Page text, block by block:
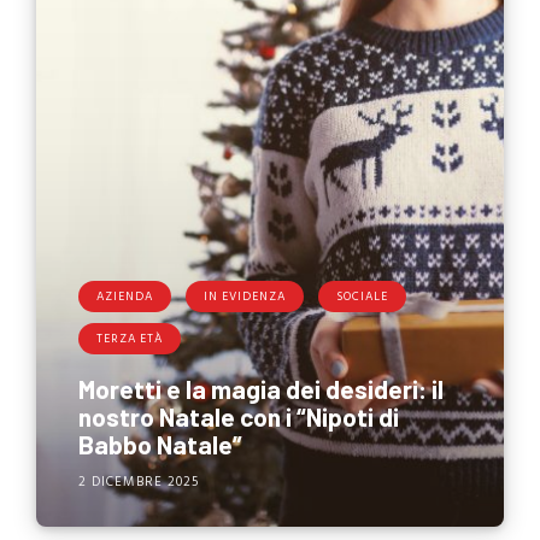
AZIENDA IN EVIDENZA SOCIALE
TERZA ETÀ
Moretti e la magia dei desideri: il
nostro Natale con i “Nipoti di
Babbo Natale”
2 DICEMBRE 2025